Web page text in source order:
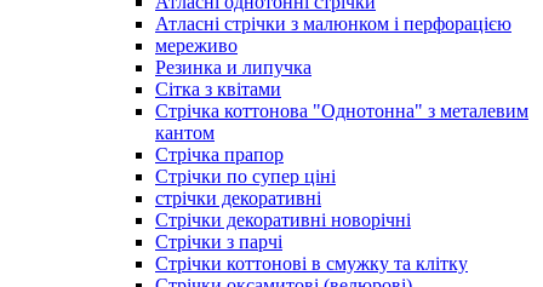
Атласні стрічки з малюнком і перфорацією
мереживо
Резинка и липучка
Сітка з квітами
Стрічка коттонова "Однотонна" з металевим
кантом
Стрічка прапор
Стрічки по супер ціні
стрічки декоративні
Стрічки декоративні новорічні
Стрічки з парчі
Стрічки коттонові в смужку та клітку